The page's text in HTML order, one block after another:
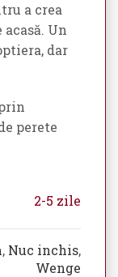
a crea
Un
dar
perete
2-5 zile
, Nuc inchis,
Wenge